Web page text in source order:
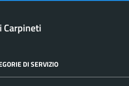
Carpineti
DI SERVIZIO